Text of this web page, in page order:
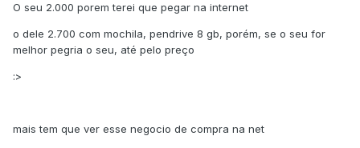
O seu 2.000 porem terei que pegar na internet
o dele 2.700 com mochila, pendrive 8 gb, porém, se o seu for
melhor pegria o seu, até pelo preço
:>
mais tem que ver esse negocio de compra na net